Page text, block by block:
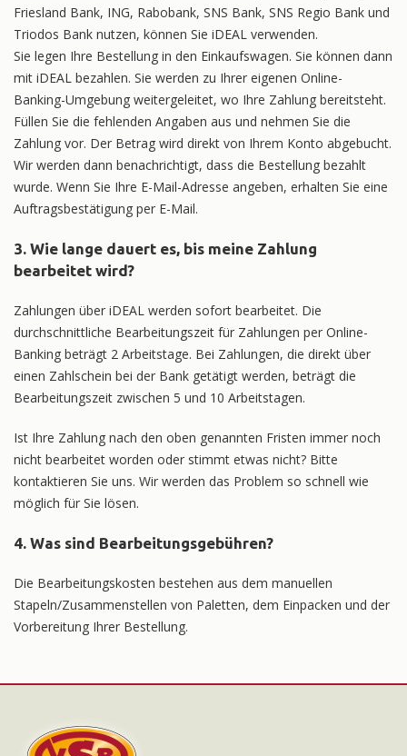
Friesland Bank, ING, Rabobank, SNS Bank, SNS Regio Bank und
Triodos Bank nutzen, können Sie iDEAL verwenden.
Sie legen Ihre Bestellung in den Einkaufswagen. Sie können dann
mit iDEAL bezahlen. Sie werden zu Ihrer eigenen Online-
Banking-Umgebung weitergeleitet, wo Ihre Zahlung bereitsteht.
Füllen Sie die fehlenden Angaben aus und nehmen Sie die
Zahlung vor. Der Betrag wird direkt von Ihrem Konto abgebucht.
Wir werden dann benachrichtigt, dass die Bestellung bezahlt
wurde. Wenn Sie Ihre E-Mail-Adresse angeben, erhalten Sie eine
Auftragsbestätigung per E-Mail.
3. Wie lange dauert es, bis meine Zahlung
bearbeitet wird?
Zahlungen über iDEAL werden sofort bearbeitet. Die
durchschnittliche Bearbeitungszeit für Zahlungen per Online-
Banking beträgt 2 Arbeitstage. Bei Zahlungen, die direkt über
einen Zahlschein bei der Bank getätigt werden, beträgt die
Bearbeitungszeit zwischen 5 und 10 Arbeitstagen.
Ist Ihre Zahlung nach den oben genannten Fristen immer noch
nicht bearbeitet worden oder stimmt etwas nicht? Bitte
kontaktieren Sie uns. Wir werden das Problem so schnell wie
möglich für Sie lösen.
4. Was sind Bearbeitungsgebühren?
Die Bearbeitungskosten bestehen aus dem manuellen
Stapeln/Zusammenstellen von Paletten, dem Einpacken und der
Vorbereitung Ihrer Bestellung.